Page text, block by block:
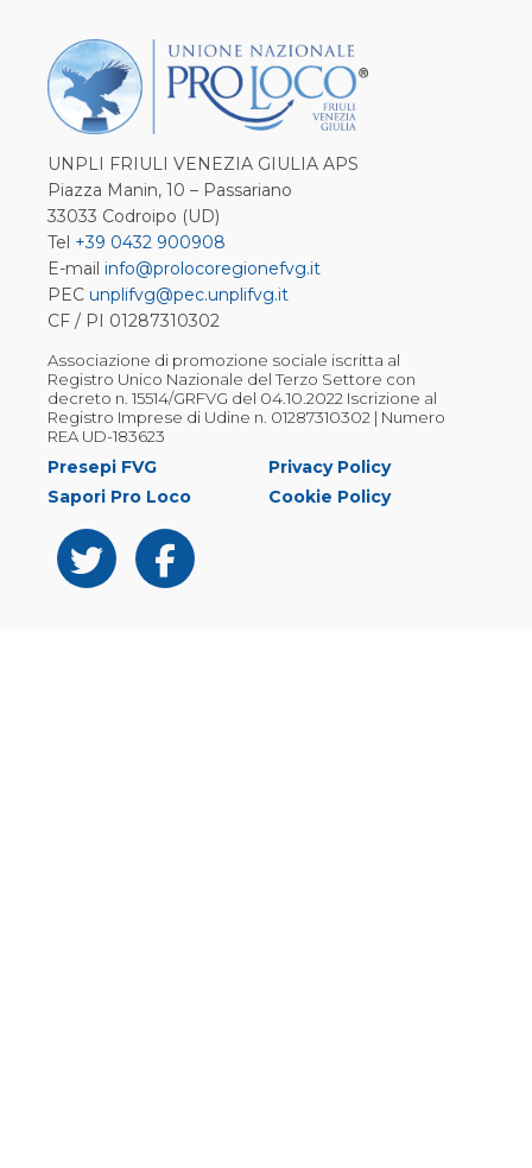
UNPLI FRIULI VENEZIA GIULIA APS
Piazza Manin, 10 – Passariano
33033 Codroipo (UD)
Tel +39 0432 900908
E-mail info@prolocoregionefvg.it
PEC unplifvg@pec.unplifvg.it
CF / PI 01287310302
Associazione di promozione sociale iscritta al
Registro Unico Nazionale del Terzo Settore con
decreto n. 15514/GRFVG del 04.10.2022 Iscrizione al
Registro Imprese di Udine n. 01287310302 | Numero
REA UD-183623
Presepi FVG
Sapori Pro Loco
Privacy Policy
Cookie Policy